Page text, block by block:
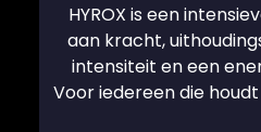
HYROX is een
aan kracht,
intensiteit en een
Voor iedereen die